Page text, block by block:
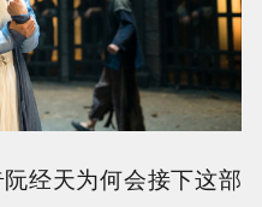
经天为何会接下这部